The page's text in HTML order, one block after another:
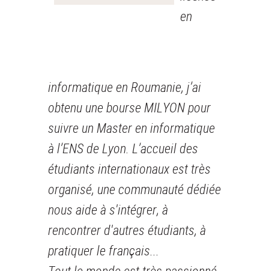
en
informatique en Roumanie, j’ai
obtenu une bourse MILYON pour
suivre un Master en informatique
à l’ENS de Lyon. L’accueil des
étudiants internationaux est très
organisé, une communauté dédiée
nous aide à s'intégrer, à
rencontrer d'autres étudiants, à
pratiquer le français...